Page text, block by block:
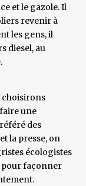
et le gazole. Il
revenir à
les gens, il
diesel, au
choisirons
une
des
la presse, on
écologistes
pour façonner